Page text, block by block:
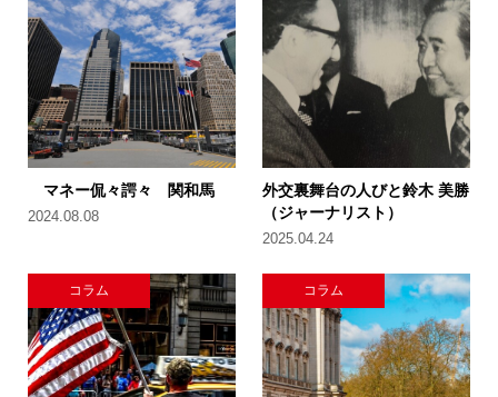
マネー侃々諤々 関和馬
2024.08.08
外交裏舞台の人びと鈴木 美勝
（ジャーナリスト）
2025.04.24
コラム コラム